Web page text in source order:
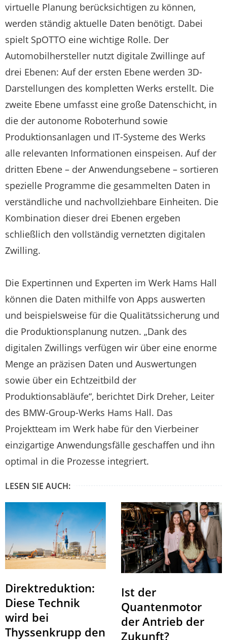
virtuelle Planung berücksichtigen zu können,
werden ständig aktuelle Daten benötigt. Dabei
spielt SpOTTO eine wichtige Rolle. Der
Automobilhersteller nutzt digitale Zwillinge auf
drei Ebenen: Auf der ersten Ebene werden 3D-
Darstellungen des kompletten Werks erstellt. Die
zweite Ebene umfasst eine große Datenschicht, in
die der autonome Roboterhund sowie
Produktionsanlagen und IT-Systeme des Werks
alle relevanten Informationen einspeisen. Auf der
dritten Ebene – der Anwendungsebene – sortieren
spezielle Programme die gesammelten Daten in
verständliche und nachvollziehbare Einheiten. Die
Kombination dieser drei Ebenen ergeben
schließlich den vollständig vernetzten digitalen
Zwilling.
Die Expertinnen und Experten im Werk Hams Hall
können die Daten mithilfe von Apps auswerten
und beispielsweise für die Qualitätssicherung und
die Produktionsplanung nutzen. „Dank des
digitalen Zwillings verfügen wir über eine enorme
Menge an präzisen Daten und Auswertungen
sowie über ein Echtzeitbild der
Produktionsabläufe“, berichtet Dirk Dreher, Leiter
des BMW-Group-Werks Hams Hall. Das
Projektteam im Werk habe für den Vierbeiner
einzigartige Anwendungsfälle geschaffen und ihn
optimal in die Prozesse integriert.
LESEN SIE AUCH:
Direktreduktion:
Diese Technik
wird bei
Thyssenkrupp den
Ist der
Quantenmotor
der Antrieb der
Zukunft?